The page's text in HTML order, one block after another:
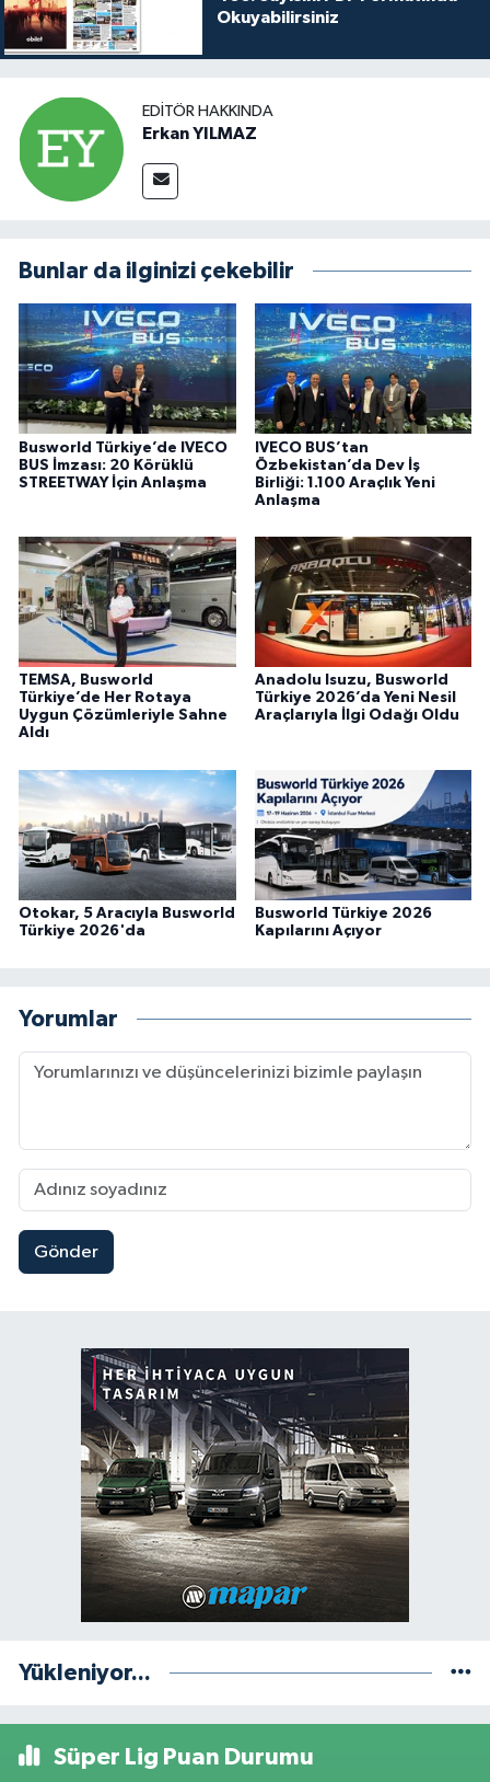
Okuyabilirsiniz
EDITÖR HAKKINDA
Erkan YILMAZ
Bunlar da ilginizi çekebilir
Busworld Türkiye’de IVECO
BUS İmzası: 20 Körüklü
STREETWAY İçin Anlaşma
IVECO BUS’tan
Özbekistan’da Dev İş
Birliği: 1.100 Araçlık Yeni
Anlaşma
TEMSA, Busworld
Türkiye’de Her Rotaya
Uygun Çözümleriyle Sahne
Aldı
Anadolu Isuzu, Busworld
Türkiye 2026’da Yeni Nesil
Araçlarıyla İlgi Odağı Oldu
Otokar, 5 Aracıyla Busworld
Türkiye 2026'da
Busworld Türkiye 2026
Kapılarını Açıyor
Yorumlar
Gönder
Yükleniyor...
Süper Lig Puan Durumu